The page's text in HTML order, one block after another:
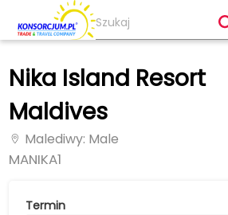
Nika Island Resort
Maldives
Malediwy: Male
MANIKA1
Termin